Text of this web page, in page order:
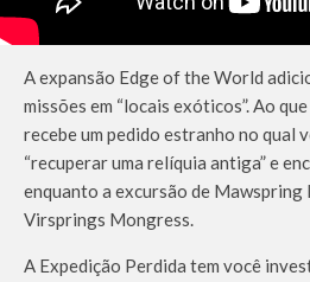
A expansão Edge of the World
missões em “locais exóticos”. Ao
recebe um pedido estranho no qual
“recuperar uma relíquia antiga” e
enquanto a excursão de Mawspring
Virsprings Mongress.
A Expedição Perdida tem você